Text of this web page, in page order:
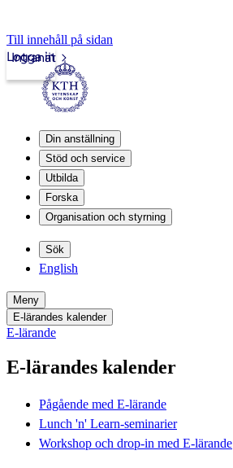
Till innehåll på sidan
Intranät
Logga in
Din anställning
Stöd och service
Utbilda
Forska
Organisation och styrning
Sök
English
Meny
E-lärandes kalender
E-lärande
E-lärandes kalender
Pågående med E-lärande
Lunch 'n' Learn-seminarier
Workshop och drop-in med E-lärande